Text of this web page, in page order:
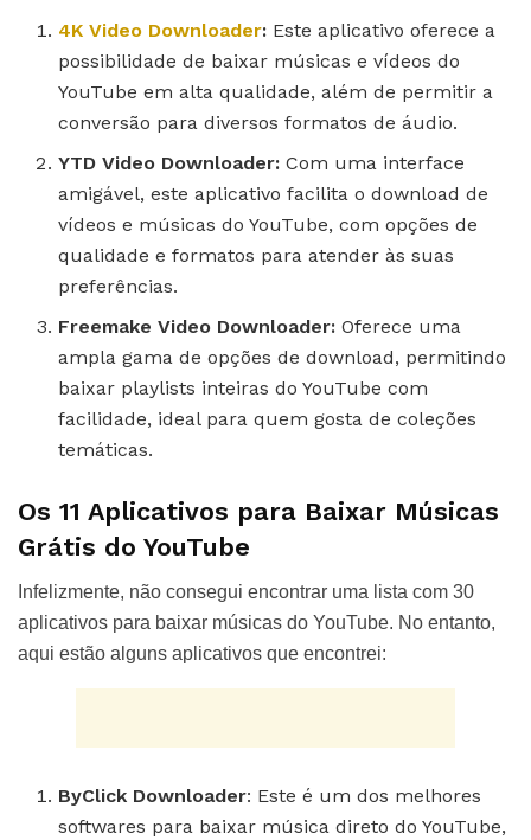
4K Video Downloader: Este aplicativo oferece a
possibilidade de baixar músicas e vídeos do
YouTube em alta qualidade, além de permitir a
conversão para diversos formatos de áudio.
YTD Video Downloader: Com uma interface
amigável, este aplicativo facilita o download de
vídeos e músicas do YouTube, com opções de
qualidade e formatos para atender às suas
preferências.
Freemake Video Downloader: Oferece uma
ampla gama de opções de download, permitindo
baixar playlists inteiras do YouTube com
facilidade, ideal para quem gosta de coleções
temáticas.
Os 11 Aplicativos para Baixar Músicas
Grátis do YouTube
Infelizmente, não consegui encontrar uma lista com 30
aplicativos para baixar músicas do YouTube. No entanto,
aqui estão alguns aplicativos que encontrei:
ByClick Downloader: Este é um dos melhores
softwares para baixar música direto do YouTube,